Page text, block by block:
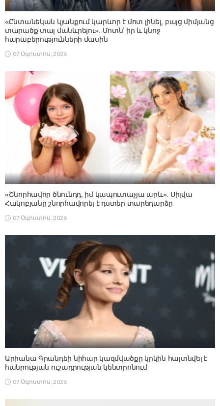
«Ընտանեկան կյանքում կարևոր է մոտ լինել, բայց միմյանց
տարածք տալ մանևրելու». Մոտն՝ իր և կնոջ
հարաբերությունների մասին
07 Օգոստոս, 2026
«Շնորհավոր ծնունդդ, իմ կապուտաչյա արև». Սիլվա
Հակոբյանը շնորհավորել է դստեր տարեդարձը
07 Օգոստոս, 2026
Արիանա Գրանդեի նիհար կազմվածքը կրկին հայտնվել է
հանրության ուշադրության կենտրոնում
07 Օգոստոս, 2026